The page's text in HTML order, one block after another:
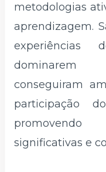
metodologias
aprendizagem.
experiências
dominarem
conseguiram
participação
significativas e